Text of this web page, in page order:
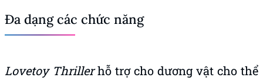
Đa dạng các chức năng
Lovetoy Thrillerhỗ trợ cho dương vật cho thể